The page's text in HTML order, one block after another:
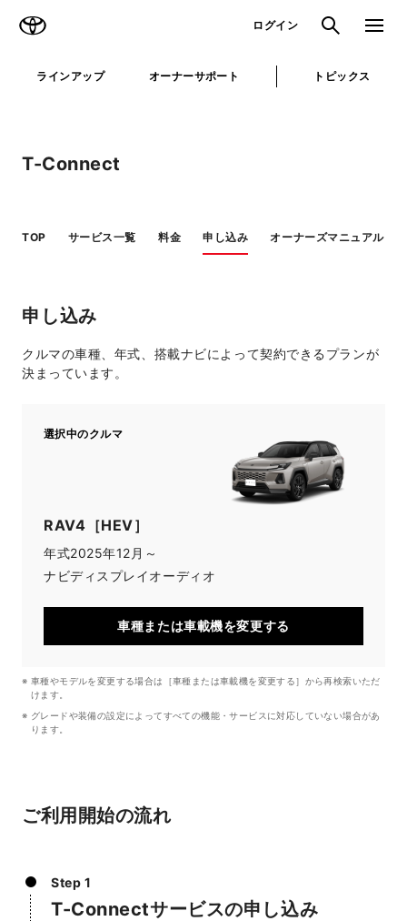
ログイン 検索 メニュ
ラインアップ オーナーサポート トピックス
T-Connect
TOP サービス一覧 料金 申し込み オーナーズマニュアル
申し込み
クルマの車種、年式、搭載ナビによって契約できるプランが
決まっています。
選択中のクルマ
RAV4［HEV］
年式2025年12月～
ナビディスプレイオーディオ
車種または車載機を変更する
車種やモデルを変更する場合は［車種または車載機を変更する］から再検索いただ
けます。
グレードや装備の設定によってすべての機能・サービスに対応していない場合があ
ります。
ご利用開始の流れ
Step 1
T-Connectサービスの申し込み